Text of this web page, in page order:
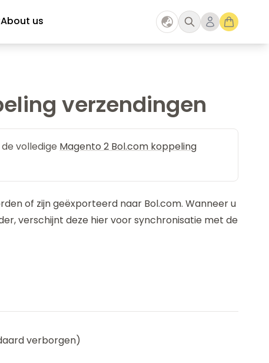
About us
verzendingen
de volledige Magento 2 Bol.com koppeling
of zijn geëxporteerd naar Bol.com. Wanneer u
verschijnt deze hier voor synchronisatie met de
verborgen)